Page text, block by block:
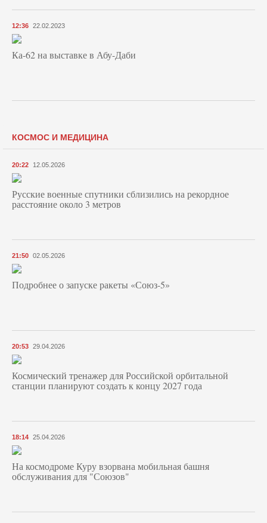
12:36 22.02.2023
Ка-62 на выставке в Абу-Даби
КОСМОС И МЕДИЦИНА
20:22 12.05.2026
Русские военные спутники сблизились на рекордное
расстояние около 3 метров
21:50 02.05.2026
Подробнее о запуске ракеты «Союз‑5»
20:53 29.04.2026
Космический тренажер для Российской орбитальной
станции планируют создать к концу 2027 года
18:14 25.04.2026
На космодроме Куру взорвана мобильная башня
обслуживания для "Союзов"